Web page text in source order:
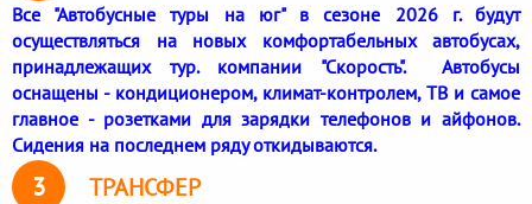
Все "Автобусные туры на юг" в сезоне 2026 г. будут
осуществляться на новых комфортабельных автобусах,
принадлежащих тур. компании "Скорость". Автобусы
оснащены - кондиционером, климат-контролем, ТВ и самое
главное - розетками для зарядки телефонов и айфонов.
Сидения на последнем ряду откидываются.
3 ТРАНСФЕР